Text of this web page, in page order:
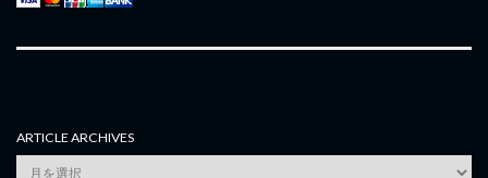
ARTICLE ARCHIVES
Article